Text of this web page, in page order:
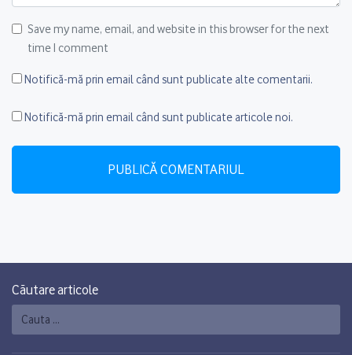
Save my name, email, and website in this browser for the next
time I comment
Notifică-mă prin email când sunt publicate alte comentarii.
Notifică-mă prin email când sunt publicate articole noi.
Căutare articole
Caută